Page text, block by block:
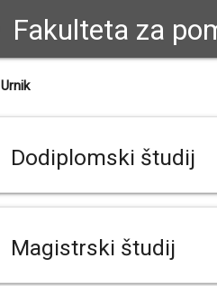
Fakulteta za
Urnik
Dodiplomski študij
Magistrski študij